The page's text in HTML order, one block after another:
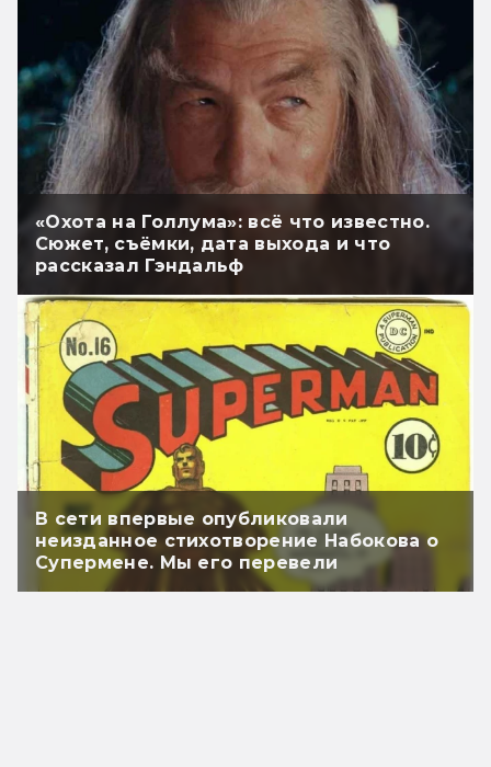
«Охота на Голлума»: всё что известно.
Сюжет, съёмки, дата выхода и что
рассказал Гэндальф
В сети впервые опубликовали
неизданное стихотворение Набокова о
Супермене. Мы его перевели